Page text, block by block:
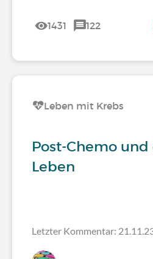
1431 122
Leben mit Krebs
Post-Chemo
Leben
Letzter Kommentar: